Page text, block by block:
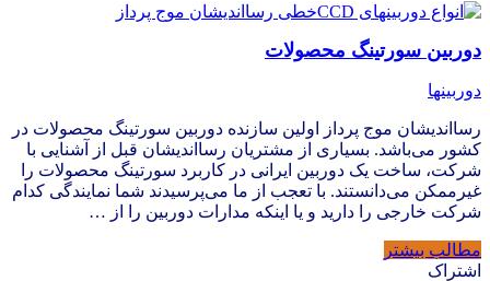
دوربین سورتینگ محصولات
دوربینها
رسااندیشان موج پرداز اولین سازنده دوربین سورتینگ محصولات در
کشور می‌باشد. بسیاری از مشتریان رسااندیشان قبل از آشنایی با
شرکت، ساخت یک دوربین ایرانی در کاربرد سورتینگ محصولات را
غیرممکن می‌دانستند. با تعجب از ما می‌پرسیدند شما نمایندگی کدام
شرکت خارجی را دارید و یا اینکه مدارات دوربین را از …
مطالب بیشتر
اشتراک